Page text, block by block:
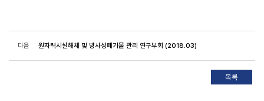
다음 원자력시설해체 및 방사성폐기물 관리 연구부회 (2018.03)